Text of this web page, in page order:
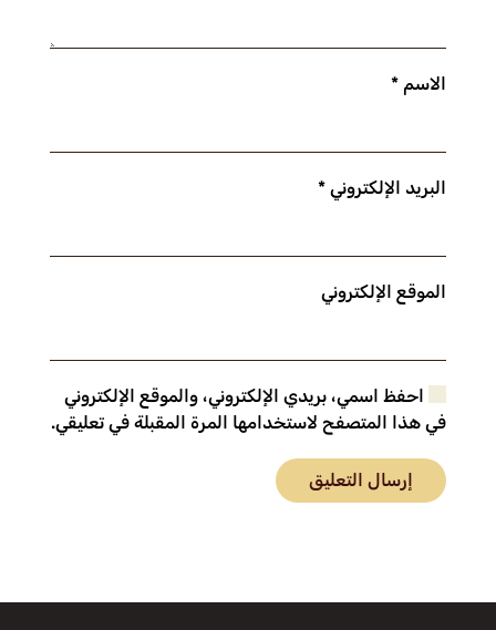
الاسم *
البريد الإلكتروني *
الموقع الإلكتروني
احفظ اسمي، بريدي الإلكتروني، والموقع الإلكتروني
في هذا المتصفح لاستخدامها المرة المقبلة في تعليقي.
إرسال التعليق